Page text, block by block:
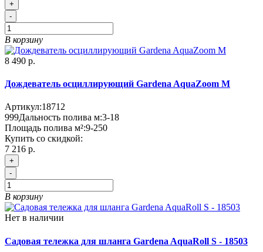
+
-
В корзину
8 490 р.
Дождеватель осциллирующий Gardena AquaZoom M
Артикул:18712
999Дальность полива м:3-18
Площадь полива м²:9-250
Купить со скидкой:
7 216 р.
+
-
В корзину
Нет в наличии
Садовая тележка для шланга Gardena AquaRoll S - 18503